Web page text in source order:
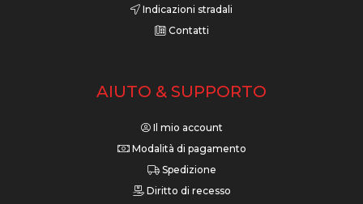
Indicazioni stradali
Contatti
AIUTO & SUPPORTO
Il mio account
Modalità di pagamento
Spedizione
Diritto di recesso